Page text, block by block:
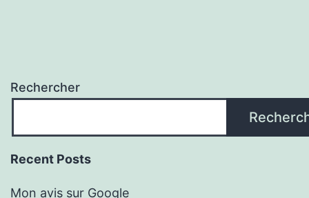
Rechercher
Recent Posts
Mon avis sur Google